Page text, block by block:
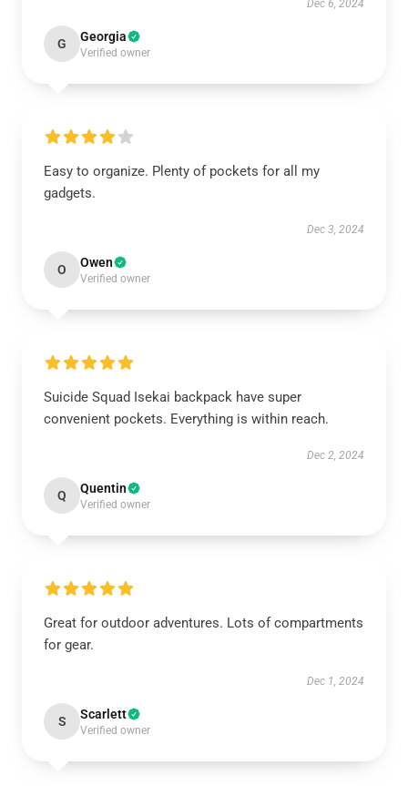
Dec 6, 2024
G Georgia
Verified owner
Easy to organize. Plenty of pockets for all my
gadgets.
Dec 3, 2024
O Owen
Verified owner
Suicide Squad Isekai backpack have super
convenient pockets. Everything is within reach.
Dec 2, 2024
Q Quentin
Verified owner
Great for outdoor adventures. Lots of compartments
for gear.
Dec 1, 2024
S Scarlett
Verified owner